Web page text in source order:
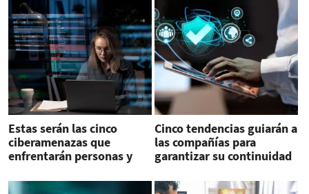
Estas serán las cinco
ciberamenazas que
enfrentarán personas y
Cinco tendencias guiarán a
las compañías para
garantizar su continuidad